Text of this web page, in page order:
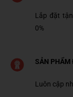
Lắp đặt
0%
SẢN PHẨM
Luôn cập